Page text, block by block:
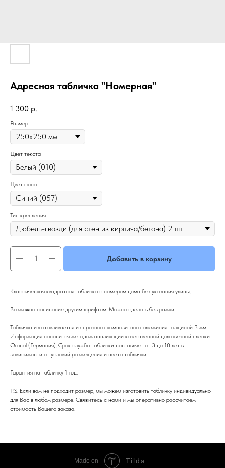
Адресная табличка "Номерная"
1 300 р.
Размер
Цвет текста
Цвет фона
Тип крепления
Добавить в корзину
Классическая квадратная табличка с номером дома без указания улицы.
Возможно написание другим шрифтом. Можно сделать без рамки.
Табличка изготавливается из прочного композитного алюминия толщиной 3 мм.
Информация наносится методом аппликации качественной долговечной пленки
Oracal (Германия). Срок службы таблички составляет от 3 до 10 лет в
зависимости от условий размещения и цвета таблички.
Гарантия на табличку 1 год.
P.S. Если вам не подходит размер, мы можем изготовить табличку индивидуально
для Вас в любом размере. Свяжитесь с нами и мы оперативно рассчитаем
стоимость Вашего заказа.
Made on Tilda